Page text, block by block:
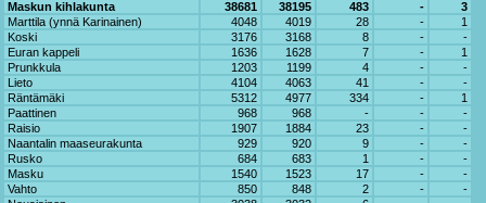
Maskun kihlakunta
38681 38195 483 -
3
Marttila (ynnä Karinainen)
4048 4019 28 -
1
Koski
3176 3168 8 -
-
Euran kappeli
1636 1628 7 -
1
Prunkkula
1203 1199 4 -
-
Lieto
4104 4063 41 -
-
Räntämäki
5312 4977 334 -
1
Paattinen
968 968 - -
-
Raisio
1907 1884 23 -
-
Naantalin maaseurakunta
929 920 9 -
-
Rusko
684 683 1 -
-
Masku
1540 1523 17 -
-
Vahto
850 848 2 -
-